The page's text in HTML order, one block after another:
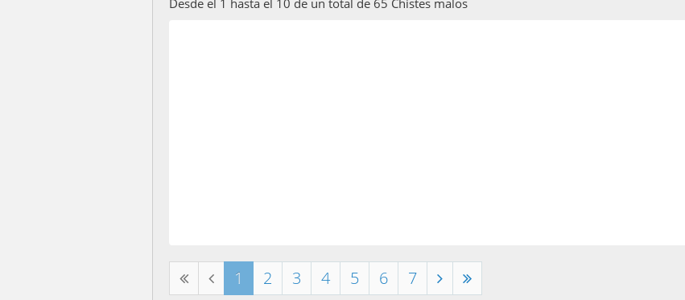
Desde el 1 hasta el 10 de un total de 65 Chistes malos
1 2 3 4 5 6 7